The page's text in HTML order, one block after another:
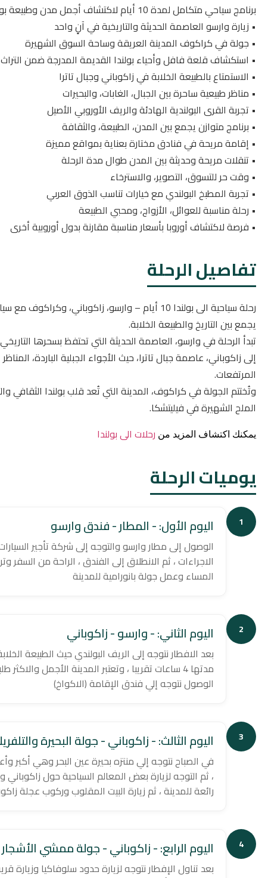
برنامج سياحي متكامل لمدة 10 أيام لاكتشاف أجمل مدن وطبيعة بولندا
• زيارة وارسو العاصمة الحديثة والتاريخية في آنٍ واحد
• جولة في كراكوف المدينة العريقة وساحة السوق الشهيرة
• استكشاف قلعة فافل وأحياء بولندا القديمة المدرجة ضمن
• الاستمتاع بالطبيعة الخلابة في زاكوباني وجبال تاترا
• مناظر طبيعية ساحرة بين الجبال، الغابات، والبحيرات
• تجربة القرى البولندية الهادئة والريف الأوروبي الأصيل
• برنامج متوازن يجمع بين المدن، الطبيعة، والثقافة
• إقامة مريحة في فنادق مختارة بعناية بمواقع مميزة
• تنقلات مريحة وحديثة بين المدن طوال مدة الرحلة
• وقت حر للتسوق، التصوير، والاسترخاء
• تجربة المطبخ البولندي مع خيارات تناسب الذوق العربي
• رحلة مناسبة للعوائل، الأزواج، ومحبي الطبيعة
• فرصة لاكتشاف أوروبا بأسعار مناسبة مقارنة بدول أوروبية أخرى
تفاصيل الرحلة
رحلة سياحية الى بولندا 10 أيام – وارسو،
يجمع بين التاريخ والطبيعة الخلابة.
تبدأ الرحلة في وارسو، العاصمة الحديثة التي تحتفظ بسحرها
إلى زاكوباني، عاصمة جبال تاترا، حيث الأجواء الجبلية الباردة،
المرتفعات.
وتُختتم الجولة في كراكوف، المدينة التي تُعد قلب بولندا
الملح الشهيرة في فيليتشكا.
يمكنك اكتشاف المزيد من رحلات الى بولندا
يوميات الرحلة
1 اليوم الأول: - المطار - فندق وارسو
الوصول إلى مطار وارسو والتوجه إلى شركة تأجير
الاجراءات ، ثم الانطلاق إلى الفندق ، الراحة من السفر
المساء وعمل جولة بانورامية للمدينة
2 اليوم الثاني: - وارسو - زاكوباني
بعد الافطار نتوجه إلى الريف البولندي حيث الطبيعة
مدتها 4 ساعات تقريبا ، وتعتبر المدينة الأجمل
الوصول نتوجه إلي فندق الإقامة (الاكواخ)
3 اليوم الثالث: - زاكوباني - جولة البحيرة
في الصباح نتوجه إلي منتزه بحيرة عين البحر وهي أكبر
، ثم التوجه لزيارة بعض المعالم السياحية حول
رائعة للمدينة ، ثم زيارة البيت المقلوب وركوب عجلة
4 اليوم الرابع: - زاكوباني - جولة ممشي
بعد تناول الإفطار نتوجه لزيارة حدود سلوفاكيا وزيارة